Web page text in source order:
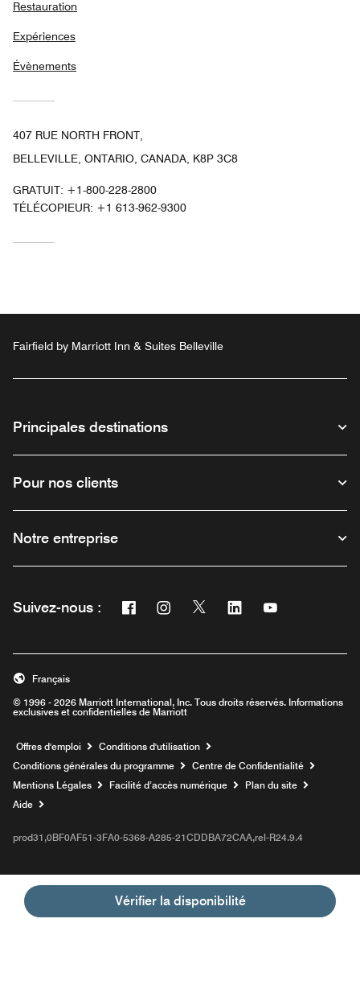
Vérifier la disponibilité
Restauration
Expériences
Évènements
407 RUE NORTH FRONT,
BELLEVILLE, ONTARIO, CANADA, K8P 3C8
GRATUIT: +1-800-228-2800
TÉLÉCOPIEUR: +1 613-962-9300
Fairfield by Marriott Inn & Suites Belleville
Principales destinations
Pour nos clients
Notre entreprise
Suivez-nous : Facebook
Ouvre une nouvelle fenêtre
Instagram
Ouvre une nouvelle fenêtre
Twitter
Ouvre une nouvelle fenêtre
Linkedin
Ouvre une nouvelle
Ouvre une
© 1996 - 2026 Marriott International, Inc. Tous droits réservés. Informations
exclusives et confidentielles de Marriott
Français
Offres d'emploi Ouvre une nouvelle fenêtre
Conditions d'utilisation
Conditions générales du programme
Centre de Confidentialité
Mentions Légales
Facilité d’accès numérique
Plan du site
Aide
prod31,0BF0AF51-3FA0-5368-A285-21CDDBA72CAA,rel-R24.9.4